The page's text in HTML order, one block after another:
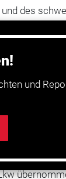
und
des
ist
von
mehr als
Jahr 2021.
Diesel-Lkw
und 54